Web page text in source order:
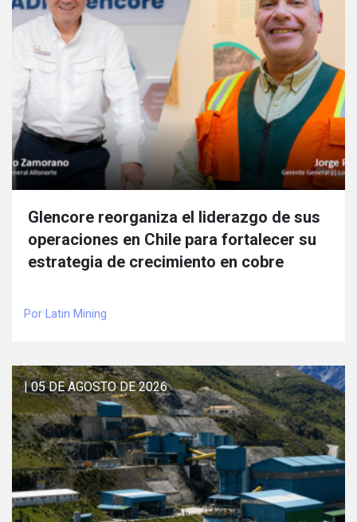
Glencore reorganiza el liderazgo de sus
operaciones en Chile para fortalecer su
estrategia de crecimiento en cobre
Por Latin Mining
| 05 DE AGOSTO DE 2026